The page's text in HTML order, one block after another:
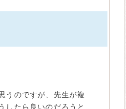
うのですが、先生が複
したら良いのだろうと